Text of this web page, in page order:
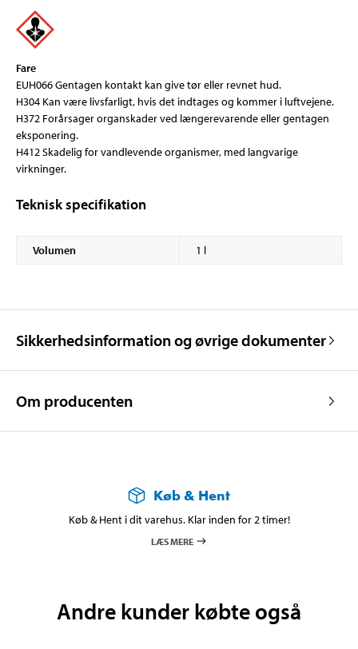
Fare
EUH066 Gentagen kontakt kan give tør eller revnet hud.
H304 Kan være livsfarligt, hvis det indtages og kommer i luftvejene.
H372 Forårsager organskader ved længerevarende eller gentagen
eksponering.
H412 Skadelig for vandlevende organismer, med langvarige
virkninger.
Teknisk specifikation
Volumen 1 l
Sikkerhedsinformation og øvrige dokumenter
Om producenten
Køb & Hent
Køb & Hent i dit varehus. Klar inden for 2 timer!
LÆS MERE
Andre kunder købte også